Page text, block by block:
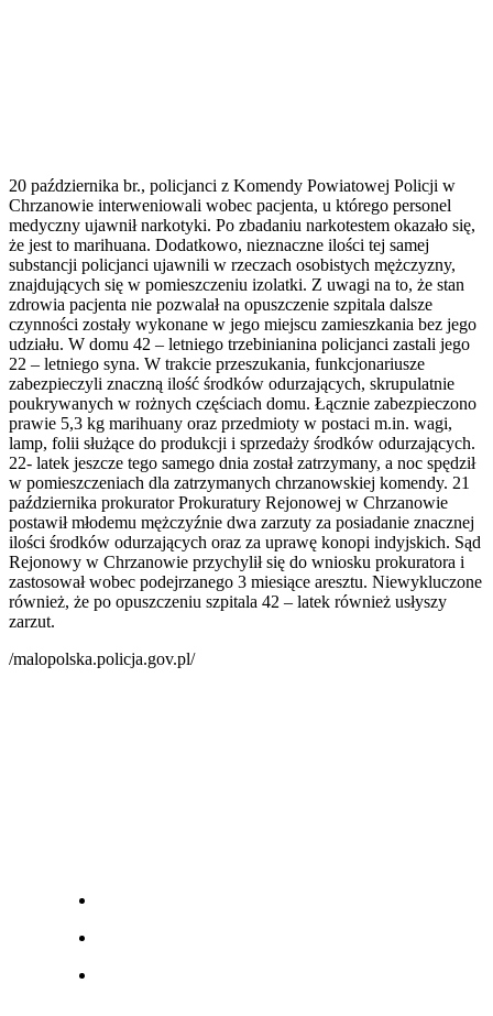
20 października br., policjanci z Komendy Powiatowej Policji w
Chrzanowie interweniowali wobec pacjenta, u którego personel
medyczny ujawnił narkotyki. Po zbadaniu narkotestem okazało się,
że jest to marihuana. Dodatkowo, nieznaczne ilości tej samej
substancji policjanci ujawnili w rzeczach osobistych mężczyzny,
znajdujących się w pomieszczeniu izolatki. Z uwagi na to, że stan
zdrowia pacjenta nie pozwalał na opuszczenie szpitala dalsze
czynności zostały wykonane w jego miejscu zamieszkania bez jego
udziału. W domu 42 – letniego trzebinianina policjanci zastali jego
22 – letniego syna. W trakcie przeszukania, funkcjonariusze
zabezpieczyli znaczną ilość środków odurzających, skrupulatnie
poukrywanych w rożnych częściach domu. Łącznie zabezpieczono
prawie 5,3 kg marihuany oraz przedmioty w postaci m.in. wagi,
lamp, folii służące do produkcji i sprzedaży środków odurzających.
22- latek jeszcze tego samego dnia został zatrzymany, a noc spędził
w pomieszczeniach dla zatrzymanych chrzanowskiej komendy. 21
października prokurator Prokuratury Rejonowej w Chrzanowie
postawił młodemu mężczyźnie dwa zarzuty za posiadanie znacznej
ilości środków odurzających oraz za uprawę konopi indyjskich. Sąd
Rejonowy w Chrzanowie przychylił się do wniosku prokuratora i
zastosował wobec podejrzanego 3 miesiące aresztu. Niewykluczone
również, że po opuszczeniu szpitala 42 – latek również usłyszy
zarzut.
/malopolska.policja.gov.pl/